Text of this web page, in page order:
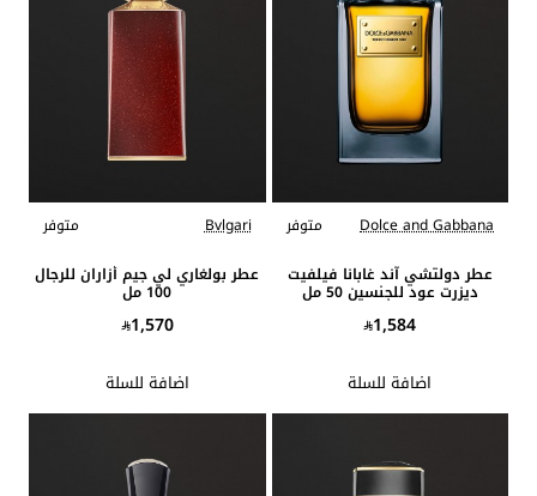
Dolce and Gabbana
متوفر
عطر دولتشي آند غابانا فيلفيت
ديزرت عود للجنسين 50 مل
1,584
اضافة للسلة
Bvlgari
متوفر
عطر بولغاري لي جيم أزاران للرجال
100 مل
1,570
اضافة للسلة